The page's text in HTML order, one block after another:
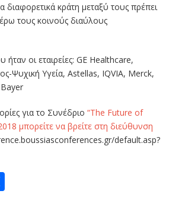
διαφορετικά κράτη μεταξύ τους πρέπει
τους κοινούς διαύλους
οι εταιρείες: GE Healthcare,
Ψυχική Υγεία, Astellas, IQVIA, Merck,
για το Συνέδριο “The Future of
μπορείτε να βρείτε στη διεύθυνση
default.asp?